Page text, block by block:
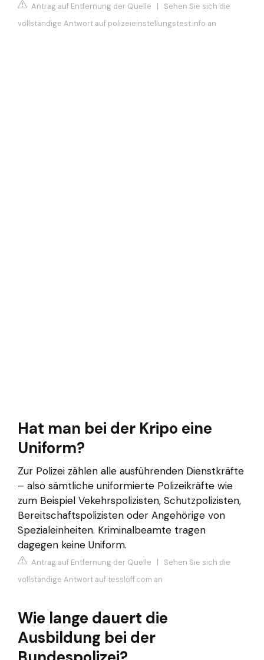
Antrag auf Entfernung der Quelle | Sehen Sie sich die
vollständige Antwort auf polizeieinstellungstest.info an
Hat man bei der Kripo eine
Uniform?
Zur Polizei zählen alle ausführenden Dienstkräfte
– also sämtliche uniformierte Polizeikräfte wie
zum Beispiel Vekehrspolizisten, Schutzpolizisten,
Bereitschaftspolizisten oder Angehörige von
Spezialeinheiten. Kriminalbeamte tragen
dagegen keine Uniform.
Antrag auf Entfernung der Quelle | Sehen Sie sich die
vollständige Antwort auf tessloff.com an
Wie lange dauert die
Ausbildung bei der